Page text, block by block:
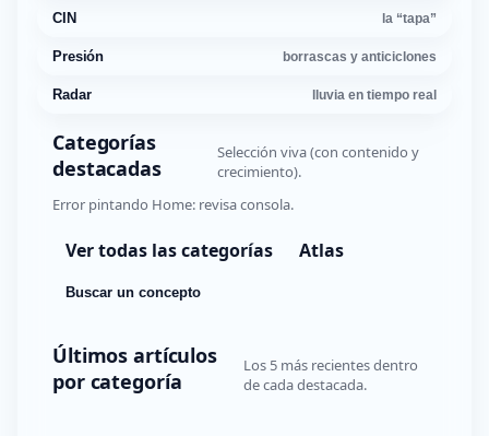
CIN la “tapa”
Presión borrascas y anticiclones
Radar lluvia en tiempo real
Categorías
destacadas
Selección viva (con contenido y
crecimiento).
Error pintando Home: revisa consola.
Ver todas las categorías Atlas
Buscar un concepto
Últimos artículos
por categoría
Los 5 más recientes dentro
de cada destacada.